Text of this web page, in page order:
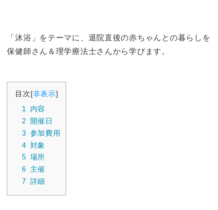
「沐浴」をテーマに、退院直後の赤ちゃんとの暮らしを
保健師さん＆理学療法士さんから学びます。
目次[非表示]
1
内容
2 開催日
3 参加費用
4 対象
5 場所
6 主催
7 詳細